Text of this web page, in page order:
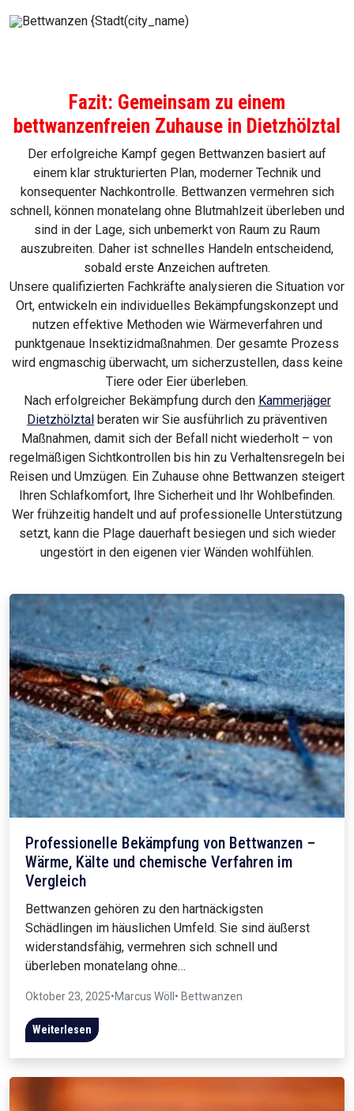
Fazit: Gemeinsam zu einem
bettwanzenfreien Zuhause in Dietzhölztal
Der erfolgreiche Kampf gegen Bettwanzen basiert auf
einem klar strukturierten Plan, moderner Technik und
konsequenter Nachkontrolle. Bettwanzen vermehren sich
schnell, können monatelang ohne Blutmahlzeit überleben und
sind in der Lage, sich unbemerkt von Raum zu Raum
auszubreiten. Daher ist schnelles Handeln entscheidend,
sobald erste Anzeichen auftreten.
Unsere qualifizierten Fachkräfte analysieren die Situation vor
Ort, entwickeln ein individuelles Bekämpfungskonzept und
nutzen effektive Methoden wie Wärmeverfahren und
punktgenaue Insektizidmaßnahmen. Der gesamte Prozess
wird engmaschig überwacht, um sicherzustellen, dass keine
Tiere oder Eier überleben.
Nach erfolgreicher Bekämpfung durch den Kammerjäger
Dietzhölztal beraten wir Sie ausführlich zu präventiven
Maßnahmen, damit sich der Befall nicht wiederholt – von
regelmäßigen Sichtkontrollen bis hin zu Verhaltensregeln bei
Reisen und Umzügen. Ein Zuhause ohne Bettwanzen steigert
Ihren Schlafkomfort, Ihre Sicherheit und Ihr Wohlbefinden.
Wer frühzeitig handelt und auf professionelle Unterstützung
setzt, kann die Plage dauerhaft besiegen und sich wieder
ungestört in den eigenen vier Wänden wohlfühlen.
Professionelle Bekämpfung von Bettwanzen –
Wärme, Kälte und chemische Verfahren im
Vergleich
Bettwanzen gehören zu den hartnäckigsten
Schädlingen im häuslichen Umfeld. Sie sind äußerst
widerstandsfähig, vermehren sich schnell und
überleben monatelang ohne…
Oktober 23, 2025•Marcus Wöll • Bettwanzen
Weiterlesen